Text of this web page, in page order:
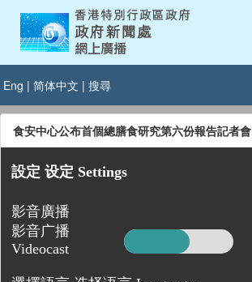
Eng | 简体中文 | 搜尋
食安中心公布首個總膳食研究第六份報告記者會